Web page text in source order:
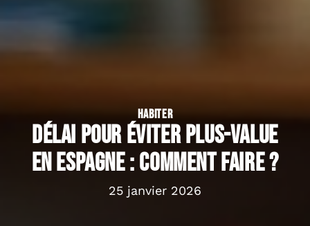
HABITER
Délai pour éviter plus-value
en Espagne : comment faire ?
25 janvier 2026